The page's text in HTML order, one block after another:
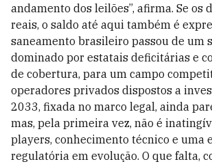
andamento dos leilões”, afirma. Se os
reais, o saldo até aqui também é
saneamento brasileiro passou de um
dominado por estatais deficitárias e
de cobertura, para um campo
operadores privados dispostos a
2033, fixada no marco legal, ainda
mas, pela primeira vez, não é
players, conhecimento técnico e uma
regulatória em evolução. O que falta,